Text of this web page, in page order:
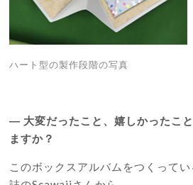
ハート型の製作段階の写真
― 大変だったこと、嬉しかったこ
ますか？
このボックスアルバムをつくって